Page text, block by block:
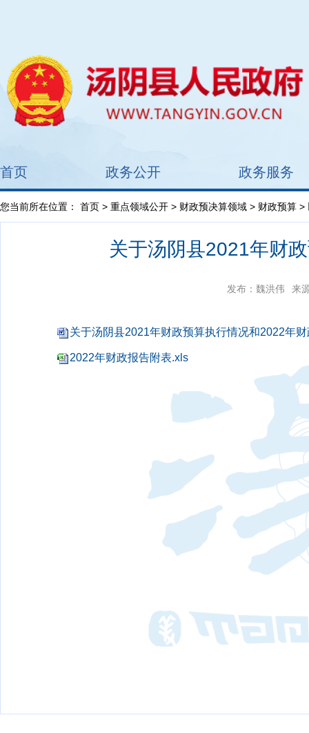
首页 政务公开 政务服务
您当前所在位置： 首页 > 重点领域公开 > 财政预决算领域 > 财政预算 >
关于汤阴县2021年财
发布：魏洪伟 来
关于汤阴县2021年财政预算执行情况和2022年
2022年财政报告附表.xls